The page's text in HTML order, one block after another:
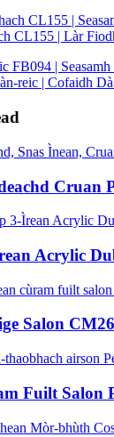
CL155 | Làr
reic | Cofaidh
Cruan
Acrylic
Salon
Fuilt Salon